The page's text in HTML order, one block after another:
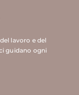
lavoro e del
guidano ogni